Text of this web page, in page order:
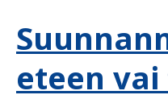
eteen vai